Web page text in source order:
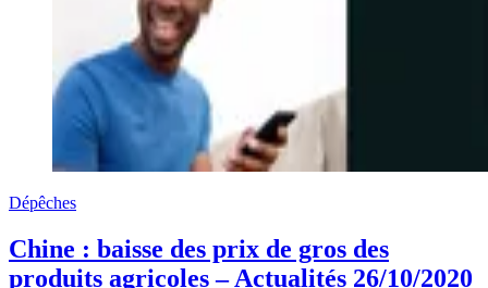
Dépêches
Chine : baisse des prix de gros des
produits agricoles – Actualités 26/10/2020